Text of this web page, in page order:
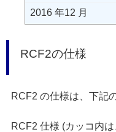
2016 年12 月
RCF2の仕様
RCF2 の仕様は、下記
RCF2 仕様 (カッコ内